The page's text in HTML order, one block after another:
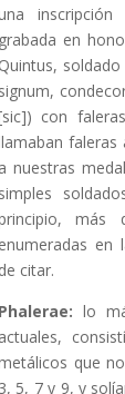
grabada en
Quintus,
signum,
con
faleras
a nuestras
simples
más
enumeradas en
de citar.
Phalerae: lo
actuales,
que
3, 5, 7 y 9, y